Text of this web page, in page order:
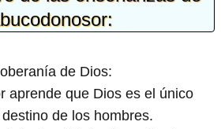
de Dios:
aprende que Dios es el único
de los hombres.